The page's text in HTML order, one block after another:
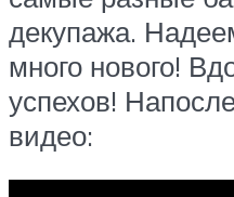
декупажа.
много нового!
успехов!
видео: